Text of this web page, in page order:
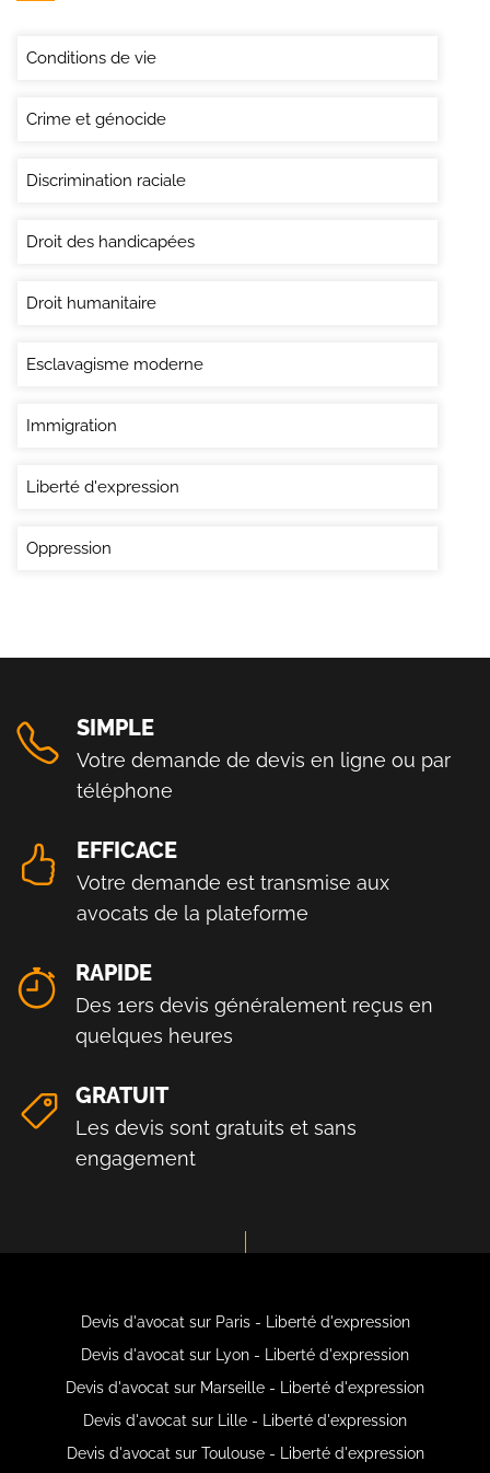
Conditions de vie
Crime et génocide
Discrimination raciale
Droit des handicapées
Droit humanitaire
Esclavagisme moderne
Immigration
Liberté d'expression
Oppression
SIMPLE
Votre demande de devis en ligne ou par
téléphone
EFFICACE
Votre demande est transmise aux
avocats de la plateforme
RAPIDE
Des 1ers devis généralement reçus en
quelques heures
GRATUIT
Les devis sont gratuits et sans
engagement
Devis d'avocat sur Paris - Liberté d'expression
Devis d'avocat sur Lyon - Liberté d'expression
Devis d'avocat sur Marseille - Liberté d'expression
Devis d'avocat sur Lille - Liberté d'expression
Devis d'avocat sur Toulouse - Liberté d'expression